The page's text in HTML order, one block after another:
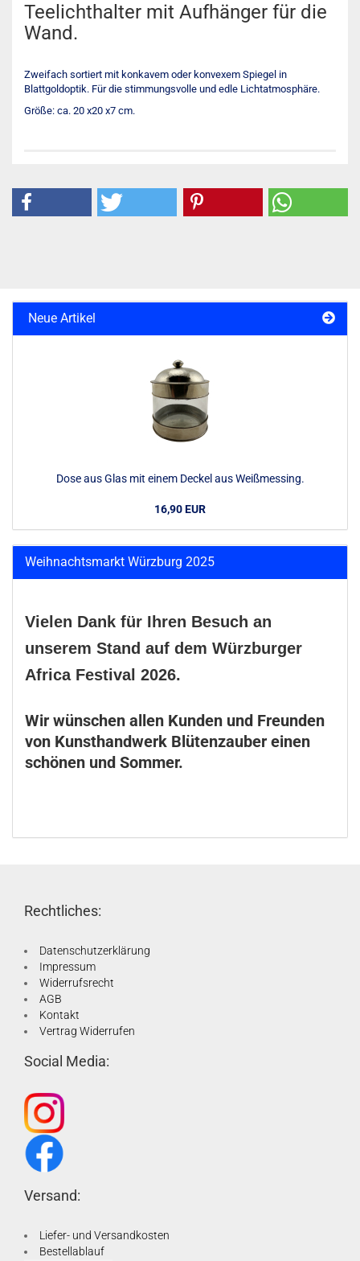
Teelichthalter mit Aufhänger für die
Wand.
Zweifach sortiert mit konkavem oder konvexem Spiegel in
Blattgoldoptik. Für die stimmungsvolle und edle Lichtatmosphäre.
Größe: ca. 20 x20 x7 cm.
Neue Artikel
Dose aus Glas mit einem Deckel aus Weißmessing.
16,90 EUR
Weihnachtsmarkt Würzburg 2025
Vielen Dank für Ihren Besuch an
unserem Stand auf dem Würzburger
Africa Festival 2026.
Wir wünschen allen Kunden und Freunden
von Kunsthandwerk Blütenzauber einen
schönen und Sommer.
Rechtliches:
Datenschutzerklärung
Impressum
Widerrufsrecht
AGB
Kontakt
Vertrag Widerrufen
Social Media:
Versand:
Liefer- und Versandkosten
Bestellablauf